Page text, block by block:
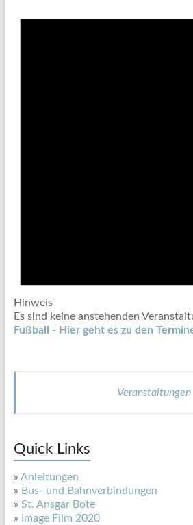
Hinweis
Es sind keine anstehenden
Fußball - Hier geht es zu den
Veranstaltungen
Quick Links
» Anleitungen
» Bus- und Bahnverbindungen
» St. Ansgar Bote
»
Image Film 2020